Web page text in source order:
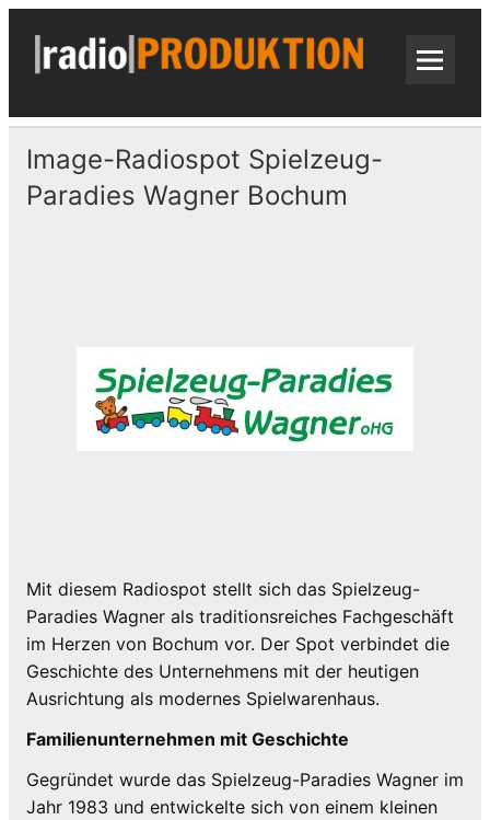
Skip
content
Image-Radiospot Spielzeug-
Paradies Wagner Bochum
Mit diesem Radiospot stellt sich das Spielzeug-
Paradies Wagner als traditionsreiches Fachgeschäft
im Herzen von Bochum vor. Der Spot verbindet die
Geschichte des Unternehmens mit der heutigen
Ausrichtung als modernes Spielwarenhaus.
Familienunternehmen mit Geschichte
Gegründet wurde das Spielzeug-Paradies Wagner im
Jahr 1983 und entwickelte sich von einem kleinen